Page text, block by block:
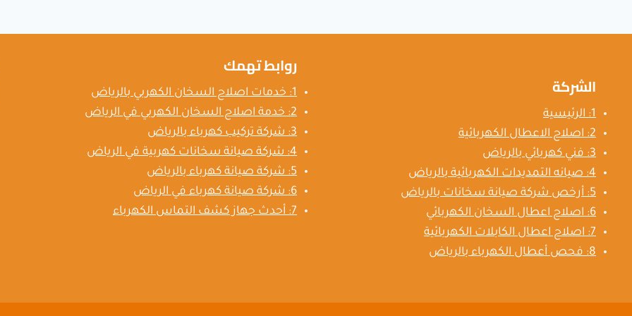
الشركة
1: الرئيسية
2: اصلاح الاعطال الكهربائية
3: فني كهربائي بالرياض
4: صيانه التمديدات الكهربائية بالرياض
5: أرخص شركة صيانة سخانات بالرياض
6: اصلاح اعطال السخان الكهربائي
7: اصلاح اعطال الكابلات الكهربائية
8: فحص أعطال الكهرباء بالرياض
روابط تهمك
1: خدمات اصلاح السخان الكهربي بالرياض
2: خدمة اصلاح السخان الكهربي في الرياض
3: شركة تركيب كهرباء بالرياض
4: شركة صيانة سخانات كهربية في الرياض
5: شركة صيانة كهرباء بالرياض
6: شركة صيانة كهرباء في الرياض
7: أحدث جهاز كشف التماس الكهرباء